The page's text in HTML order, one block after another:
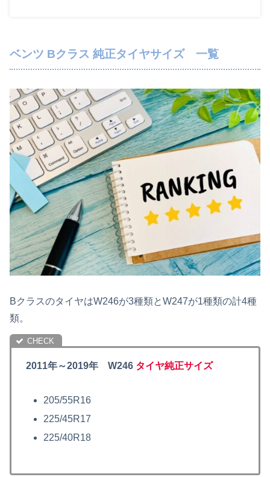
ベンツ Bクラス 純正タイヤサイズ 一覧
BクラスのタイヤはW246が3種類とW247が1種類の計4種
類。
2011年～2019年 W246 タイヤ純正サイズ
205/55R16
225/45R17
225/40R18